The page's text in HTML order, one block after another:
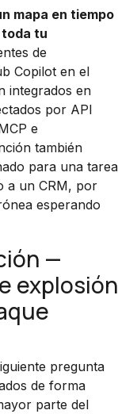
mapa en tiempo
toda tu
de
Copilot en el
integrados en
por API
e
también
para una tarea
a un CRM, por
esperando
—
explosión
pregunta
de forma
parte del